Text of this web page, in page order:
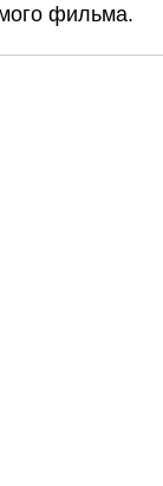
фильма.